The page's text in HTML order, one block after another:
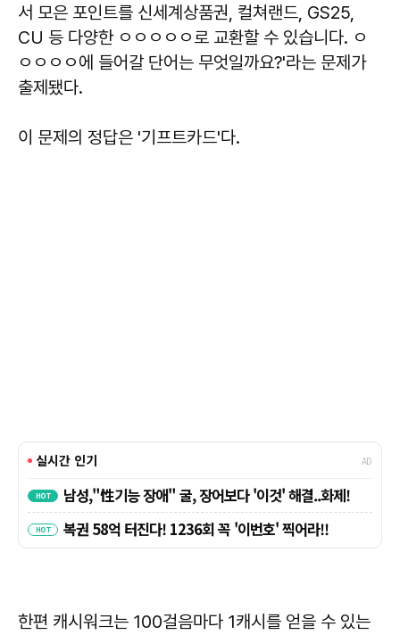
서 모은 포인트를 신세계상품권, 컬쳐랜드, GS25,
CU 등 다양한 ㅇㅇㅇㅇㅇ로 교환할 수 있습니다. ㅇ
ㅇㅇㅇㅇ에 들어갈 단어는 무엇일까요?'라는 문제가
출제됐다.
이 문제의 정답은 '기프트카드'다.
한편 캐시워크는 100걸음마다 1캐시를 얻을 수 있는